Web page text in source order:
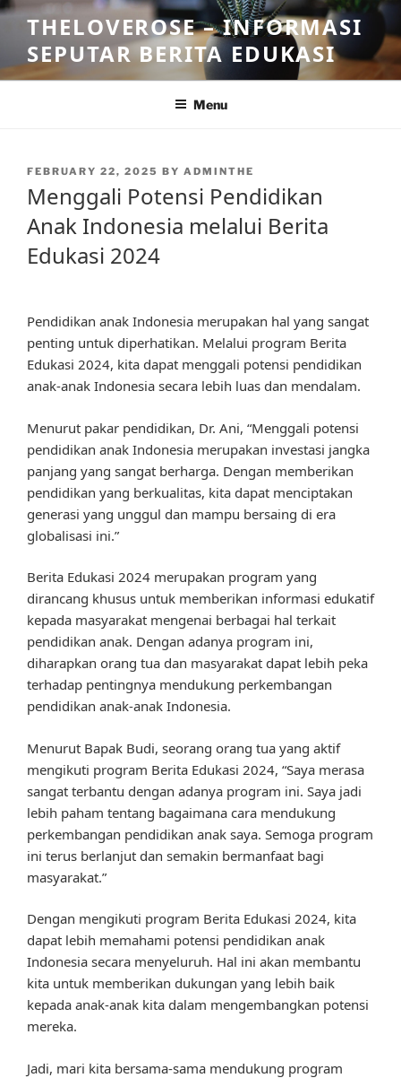
Skip
content
THELOVEROSE – INFORMASI
SEPUTAR BERITA EDUKASI
Menu
POSTED
FEBRUARY 22, 2025 BY ADMINTHE
Menggali Potensi Pendidikan
Anak Indonesia melalui Berita
Edukasi 2024
Pendidikan anak Indonesia merupakan hal yang sangat
penting untuk diperhatikan. Melalui program Berita
Edukasi 2024, kita dapat menggali potensi pendidikan
anak-anak Indonesia secara lebih luas dan mendalam.
Menurut pakar pendidikan, Dr. Ani, “Menggali potensi
pendidikan anak Indonesia merupakan investasi jangka
panjang yang sangat berharga. Dengan memberikan
pendidikan yang berkualitas, kita dapat menciptakan
generasi yang unggul dan mampu bersaing di era
globalisasi ini.”
Berita Edukasi 2024 merupakan program yang
dirancang khusus untuk memberikan informasi edukatif
kepada masyarakat mengenai berbagai hal terkait
pendidikan anak. Dengan adanya program ini,
diharapkan orang tua dan masyarakat dapat lebih peka
terhadap pentingnya mendukung perkembangan
pendidikan anak-anak Indonesia.
Menurut Bapak Budi, seorang orang tua yang aktif
mengikuti program Berita Edukasi 2024, “Saya merasa
sangat terbantu dengan adanya program ini. Saya jadi
lebih paham tentang bagaimana cara mendukung
perkembangan pendidikan anak saya. Semoga program
ini terus berlanjut dan semakin bermanfaat bagi
masyarakat.”
Dengan mengikuti program Berita Edukasi 2024, kita
dapat lebih memahami potensi pendidikan anak
Indonesia secara menyeluruh. Hal ini akan membantu
kita untuk memberikan dukungan yang lebih baik
kepada anak-anak kita dalam mengembangkan potensi
mereka.
Jadi, mari kita bersama-sama mendukung program